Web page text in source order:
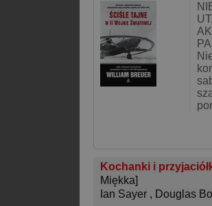
Kochanki i
Miękka]
Ian Sayer , Douglas